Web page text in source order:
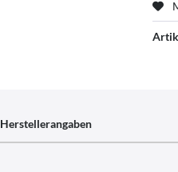
Herstellerangaben